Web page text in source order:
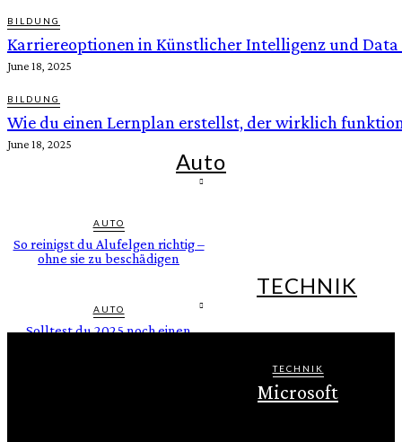
BILDUNG
Karriereoptionen in Künstlicher Intelligenz und Data
June 18, 2025
BILDUNG
Wie du einen Lernplan erstellst, der wirklich
June 18, 2025
Auto
AUTO
So reinigst du Alufelgen richtig –
ohne sie zu beschädigen
AUTO
Solltest du 2025 noch einen
TECHNIK
TECHNIK
Microsoft